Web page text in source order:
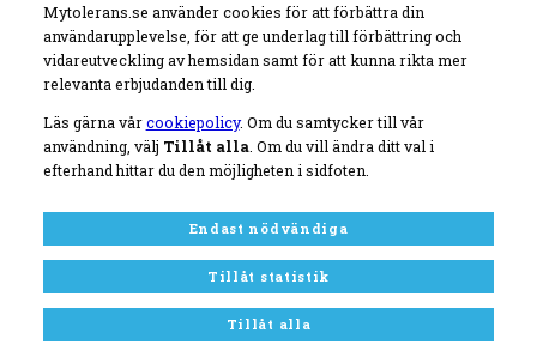
Högupplöst och automatisk mätning av mikrostrukturerade ytegenskaper
Mytolerans.se använder cookies för att förbättra din
användarupplevelse, för att ge underlag till förbättring och
vidareutveckling av hemsidan samt för att kunna rikta mer
relevanta erbjudanden till dig.
Läs gärna vårcookiepolicy. Om du samtycker till vår
användning, välj Tillåt alla. Om du vill ändra ditt val i
efterhand hittar du den möjligheten i sidfoten.
Endast nödvändiga
Tillåt statistik
Tillåt alla